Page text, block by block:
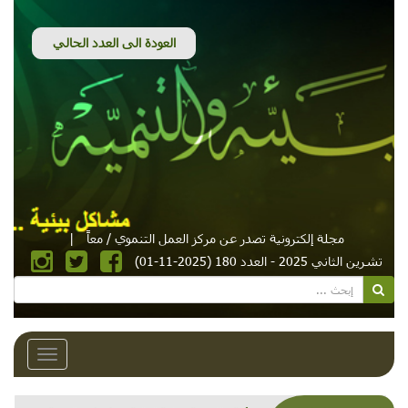
مجلة إلكترونية تصدر عن مركز العمل التنموي / معاً
|
تشرين الثاني 2025 - العدد 180 (2025-11-01)
Toggle